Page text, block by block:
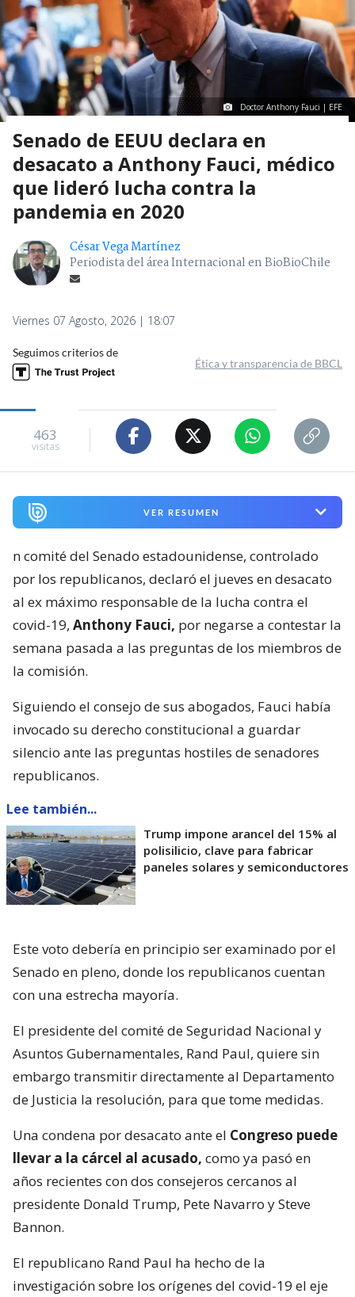
Doctor Anthony Fauci | EFE
Senado de EEUU declara en
desacato a Anthony Fauci, médico
que lideró lucha contra la
pandemia en 2020
César Vega Martínez
Periodista del área Internacional en BioBioChile
Viernes 07 Agosto, 2026 | 18:07
Seguimos criterios de
Ética y transparencia de BBCL
463
visitas
VER RESUMEN
n comité del Senado estadounidense, controlado
por los republicanos, declaró el jueves en desacato
al ex máximo responsable de la lucha contra el
covid-19, Anthony Fauci, por negarse a contestar la
semana pasada a las preguntas de los miembros de
la comisión.
Siguiendo el consejo de sus abogados, Fauci había
invocado su derecho constitucional a guardar
silencio ante las preguntas hostiles de senadores
republicanos.
Lee también...
Trump impone arancel del 15% al
polisilicio, clave para fabricar
paneles solares y semiconductores
Este voto debería en principio ser examinado por el
Senado en pleno, donde los republicanos cuentan
con una estrecha mayoría.
El presidente del comité de Seguridad Nacional y
Asuntos Gubernamentales, Rand Paul, quiere sin
embargo transmitir directamente al Departamento
de Justicia la resolución, para que tome medidas.
Una condena por desacato ante el Congreso puede
llevar a la cárcel al acusado, como ya pasó en
años recientes con dos consejeros cercanos al
presidente Donald Trump, Pete Navarro y Steve
Bannon.
El republicano Rand Paul ha hecho de la
investigación sobre los orígenes del covid-19 el eje